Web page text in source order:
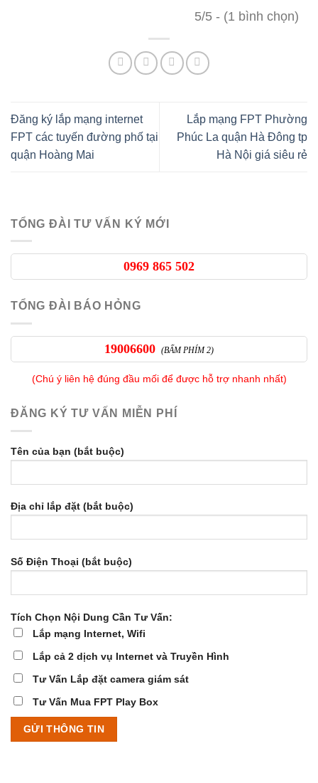
5/5 - (1 bình chọn)
Đăng ký lắp mạng internet
FPT các tuyến đường phố tại
quận Hoàng Mai
Lắp mạng FPT Phường
Phúc La quận Hà Đông tp
Hà Nội giá siêu rẻ
TỔNG ĐÀI TƯ VẤN KÝ MỚI
0969 865 502
TỔNG ĐÀI BÁO HỎNG
19006600 (BẤM PHÍM 2)
(Chú ý liên hệ đúng đầu mối để được hỗ trợ nhanh nhất)
ĐĂNG KÝ TƯ VẤN MIỄN PHÍ
Tên của bạn (bắt buộc)
Địa chỉ lắp đặt (bắt buộc)
Số Điện Thoại (bắt buộc)
Tích Chọn Nội Dung Cần Tư Vấn:
Lắp mạng Internet, Wifi
Lắp cả 2 dịch vụ Internet và Truyền Hình
Tư Vấn Lắp đặt camera giám sát
Tư Vấn Mua FPT Play Box